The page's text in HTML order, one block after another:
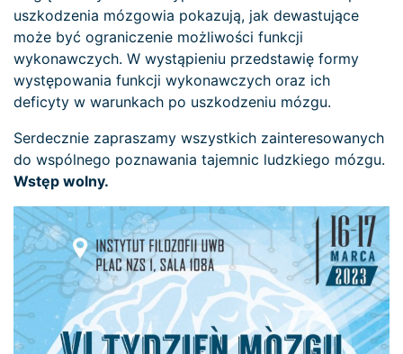
uszkodzenia mózgowia pokazują, jak dewastujące
może być ograniczenie możliwości funkcji
wykonawczych. W wystąpieniu przedstawię formy
występowania funkcji wykonawczych oraz ich
deficyty w warunkach po uszkodzeniu mózgu.
Serdecznie zapraszamy wszystkich zainteresowanych
do wspólnego poznawania tajemnic ludzkiego mózgu.
Wstęp wolny.